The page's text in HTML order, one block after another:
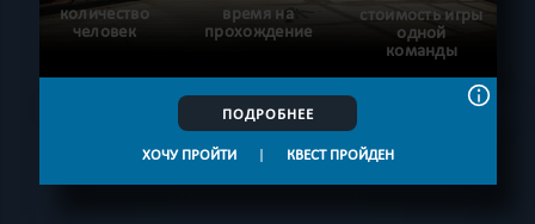
количество
человек
время на
прохождение
стоимость игры
одной
команды
ПОДРОБНЕЕ
ХОЧУ ПРОЙТИ | КВЕСТ ПРОЙДЕН